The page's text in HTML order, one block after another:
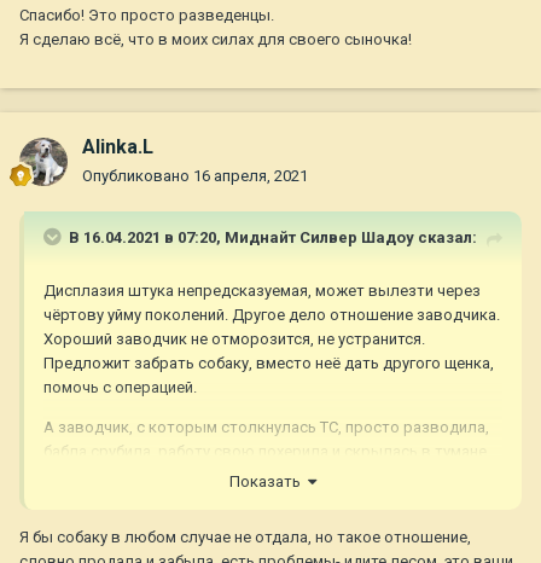
Спасибо! Это просто разведенцы.
Я сделаю всё, что в моих силах для своего сыночка!
Alinka.L
Опубликовано 16 апреля, 2021
В 16.04.2021 в 07:20, Миднайт Силвер Шадоу сказал:
Дисплазия штука непредсказуемая, может вылезти через
чёртову уйму поколений. Другое дело отношение заводчика.
Хороший заводчик не отморозится, не устранится.
Предложит забрать собаку, вместо неё дать другого щенка,
помочь с операцией.
А заводчик, с которым столкнулась ТС, просто разводила,
бабла срубила, работу свою похерила и скрылась в тумане.
Показать
Я бы собаку в любом случае не отдала, но такое отношение,